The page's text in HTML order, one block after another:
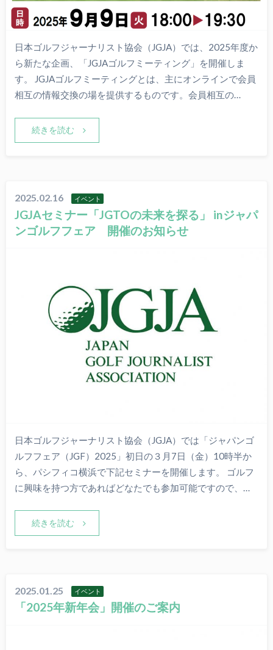
日本ゴルフジャーナリスト協会（JGJA）では、2025年度か
ら新たな企画、「JGJAゴルフミーティング」を開催しま
す。 JGJAゴルフミーティングとは、主にオンラインで会員
相互の情報交換の場を提供するものです。会員相互の…
続きを読む
2025.02.16 イベント
JGJAセミナー「JGTOの未来を探る」 inジャパ
ンゴルフフェア 開催のお知らせ
日本ゴルフジャーナリスト協会（JGJA）では「ジャパンゴ
ルフフェア（JGF）2025」初日の３月7日（金）10時半か
ら、パシフィコ横浜で下記セミナーを開催します。 ゴルフ
に興味を持つ方であればどなたでも参加可能ですので、…
続きを読む
2025.01.25 イベント
「2025年新年会」開催のご案内